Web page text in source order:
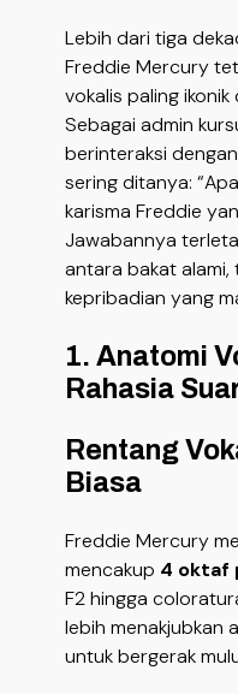
Lebih dari tiga
Freddie Mercury
vokalis paling ikonik
Sebagai admin
berinteraksi
sering ditanya:
karisma Freddie
Jawabannya
antara bakat alami,
kepribadian yang
1. Anatomi
Rahasia
Rentang
Biasa
Freddie Mercury
mencakup 4 oktaf
F2 hingga
lebih menakjubkan
untuk bergerak